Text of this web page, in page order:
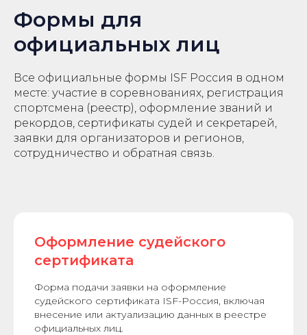
Формы для
официальных лиц
Все официальные формы ISF Россия в одном
месте: участие в соревнованиях, регистрация
спортсмена (реестр), оформление званий и
рекордов, сертификаты судей и секретарей,
заявки для организаторов и регионов,
сотрудничество и обратная связь.
Оформление судейского
сертификата
Форма подачи заявки на оформление
судейского сертификата ISF-Россия, включая
внесение или актуализацию данных в реестре
официальных лиц.